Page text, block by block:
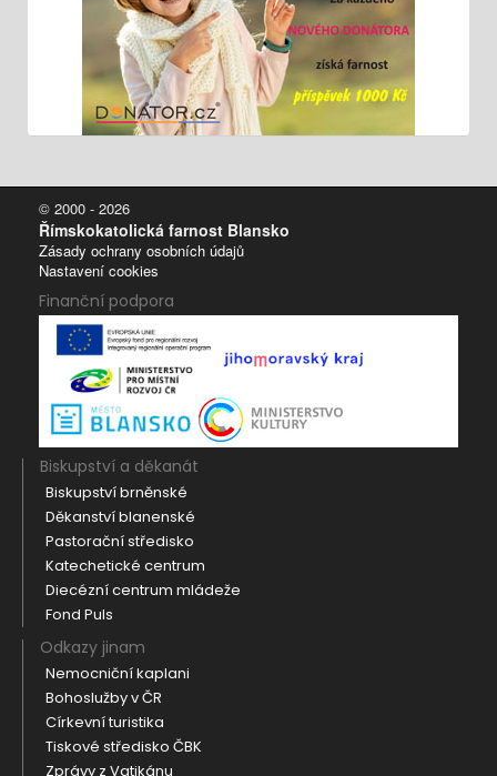
© 2000 - 2026
Římskokatolická farnost Blansko
Zásady ochrany osobních údajů
Nastavení cookies
Finanční podpora
Biskupství a děkanát
Biskupství brněnské
Děkanství blanenské
Pastorační středisko
Katechetické centrum
Diecézní centrum mládeže
Fond Puls
Odkazy jinam
Nemocniční kaplani
Bohoslužby v ČR
Církevní turistika
Tiskové středisko ČBK
Zprávy z Vatikánu